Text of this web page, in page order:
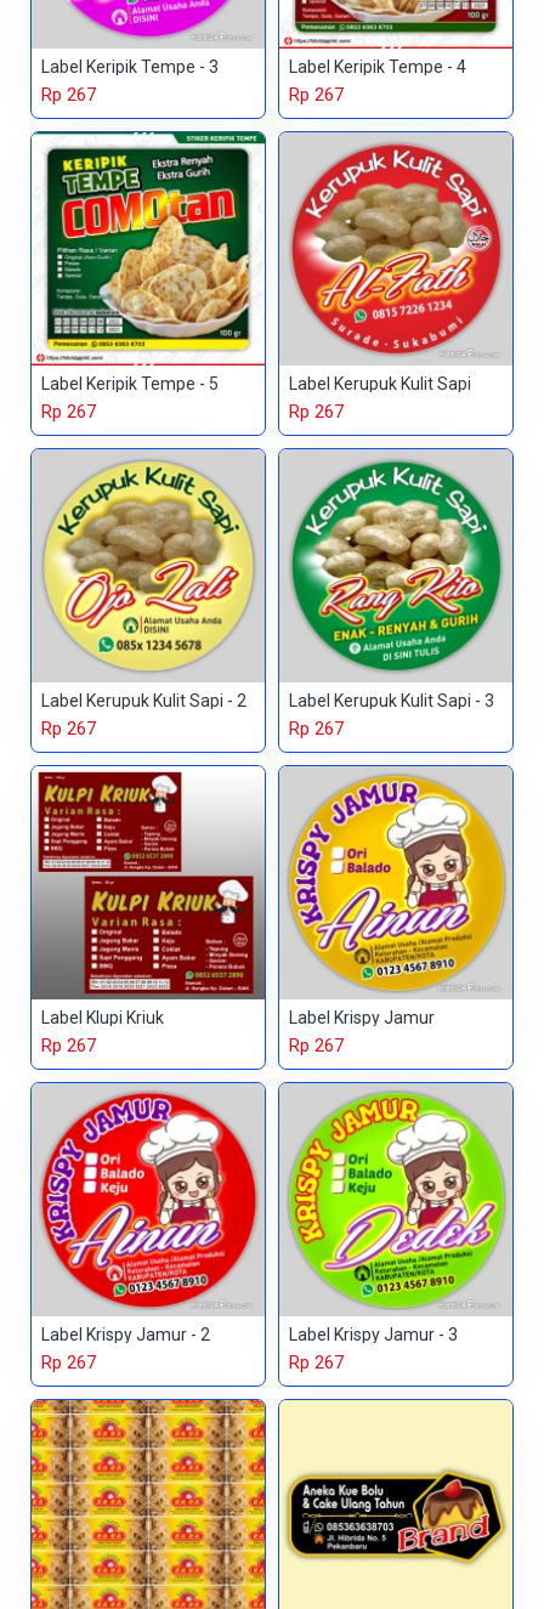
Label Keripik Tempe - 3
Rp 267
Label Keripik Tempe - 4
Rp 267
Label Keripik Tempe - 5
Rp 267
Label Kerupuk Kulit Sapi
Rp 267
Label Kerupuk Kulit Sapi - 2
Rp 267
Label Kerupuk Kulit Sapi - 3
Rp 267
Label Klupi Kriuk
Rp 267
Label Krispy Jamur
Rp 267
Label Krispy Jamur - 2
Rp 267
Label Krispy Jamur - 3
Rp 267